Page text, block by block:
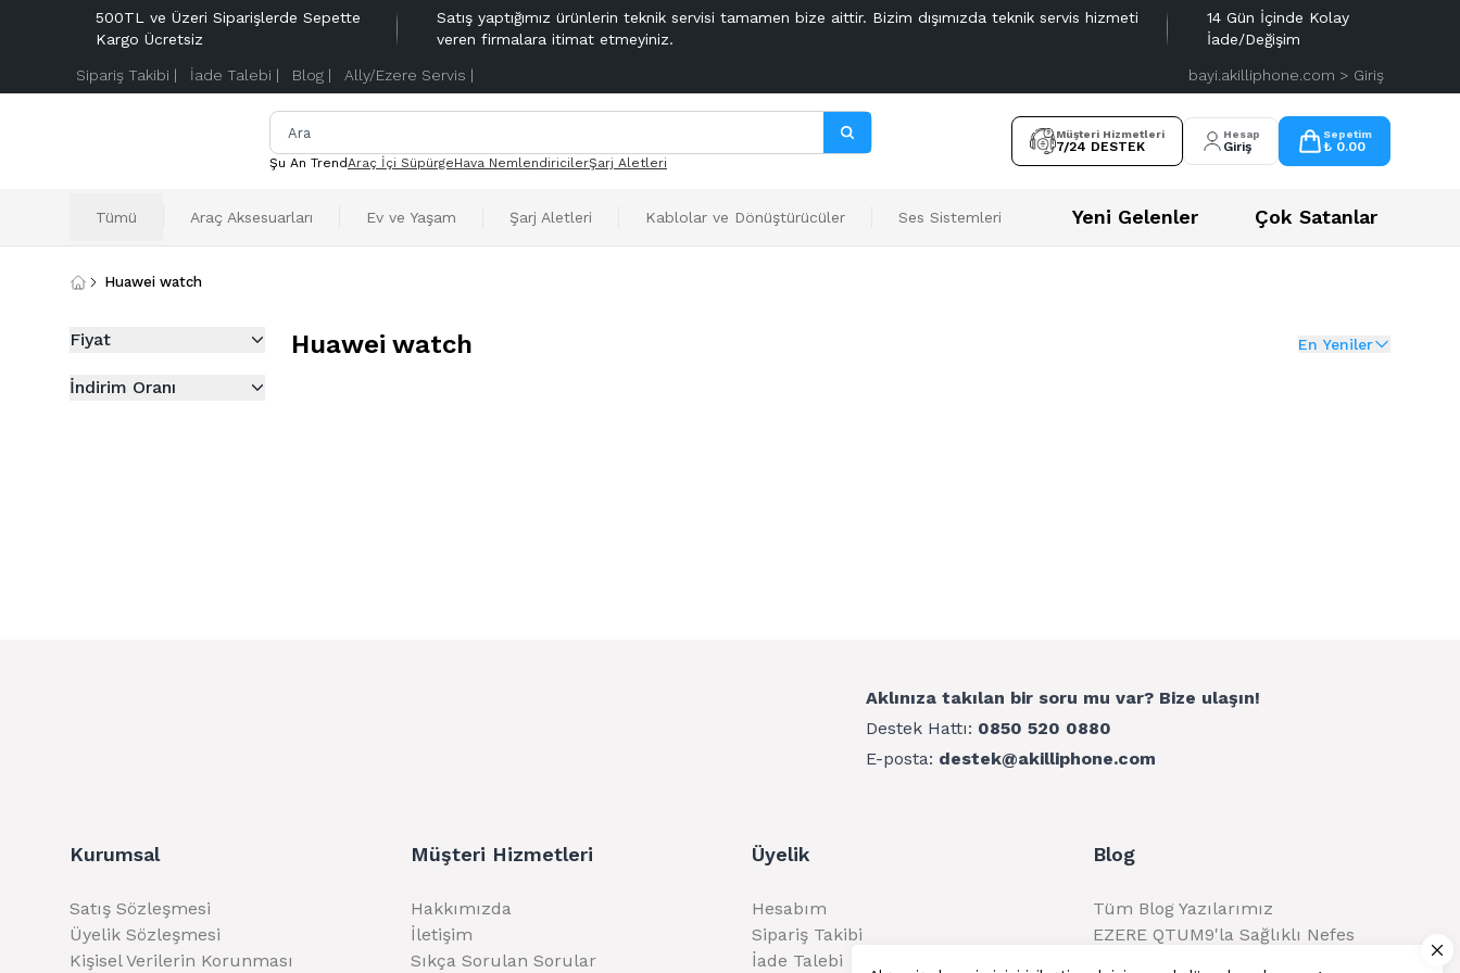
500TL ve Üzeri Siparişlerde Sepette
Kargo Ücretsiz
Satış yaptığımız ürünlerin teknik servisi tamamen bize aittir. Bizim dışımızda teknik servis hizmeti
veren firmalara itimat etmeyiniz.
14 Gün İçinde Kolay
İade/Değişim
Sipariş Takibi | İade Talebi | Blog | Ally/Ezere Servis | bayi.akilliphone.com > Giriş
Şu An TrendAraç İçi SüpürgeHava NemlendiricilerŞarj Aletleri
Müşteri Hizmetleri
7/24 DESTEK
Hesap
Giriş
Sepetim
₺ 0.00
Tümü Araç Aksesuarları Ev ve Yaşam Şarj Aletleri Kablolar ve Dönüştürücüler Ses Sistemleri Yeni Gelenler Çok Satanlar
Huawei watch
Fiyat
İndirim Oranı
Huawei watch En Yeniler
Aklınıza takılan bir soru mu var? Bize ulaşın!
Destek Hattı: 0850 520 0880
E-posta: destek@akilliphone.com
Kurumsal
Satış Sözleşmesi
Üyelik Sözleşmesi
Kişisel Verilerin Korunması
Müşteri Hizmetleri
Hakkımızda
İletişim
Sıkça Sorulan Sorular
Üyelik
Hesabım
Sipariş Takibi
İade Talebi
Blog
Tüm Blog Yazılarımız
EZERE QTUM9'la Sağlıklı Nefes